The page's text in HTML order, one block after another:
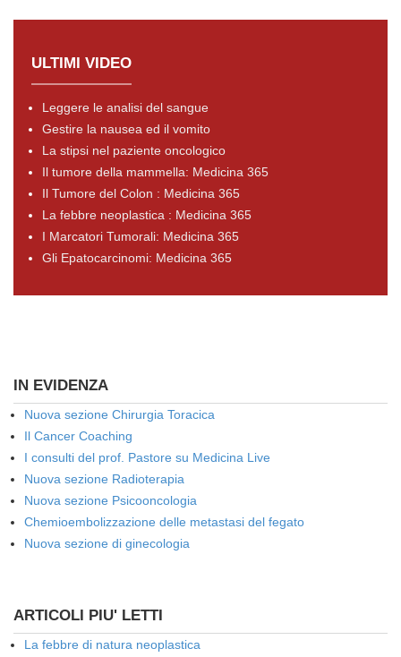
ULTIMI VIDEO
Leggere le analisi del sangue
Gestire la nausea ed il vomito
La stipsi nel paziente oncologico
Il tumore della mammella: Medicina 365
Il Tumore del Colon : Medicina 365
La febbre neoplastica : Medicina 365
I Marcatori Tumorali: Medicina 365
Gli Epatocarcinomi: Medicina 365
IN EVIDENZA
Nuova sezione Chirurgia Toracica
Il Cancer Coaching
I consulti del prof. Pastore su Medicina Live
Nuova sezione Radioterapia
Nuova sezione Psicooncologia
Chemioembolizzazione delle metastasi del fegato
Nuova sezione di ginecologia
ARTICOLI PIU' LETTI
La febbre di natura neoplastica